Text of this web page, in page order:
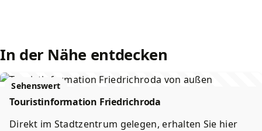
In der Nähe entdecken
Sehenswert
Touristinformation Friedrichroda
Direkt im Stadtzentrum gelegen, erhalten Sie hier